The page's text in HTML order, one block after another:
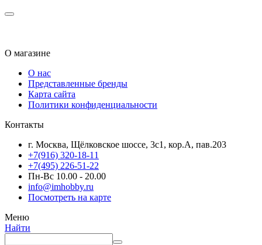
О магазине
О нас
Представленные бренды
Карта сайта
Политики конфиденциальности
Контакты
г. Москва, Щёлковское шоссе, 3с1, кор.А, пав.203
+7(916) 320-18-11
+7(495) 226-51-22
Пн-Вс 10.00 - 20.00
info@imhobby.ru
Посмотреть на карте
Меню
Найти